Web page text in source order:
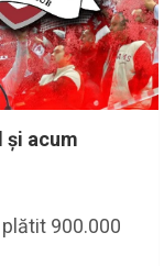
și acum
900.000